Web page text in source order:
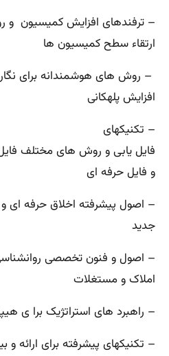
– ترفندهای افزایش کمیسیون و
ارتقاء سطح کمیسیون ها
– روش های هوشمندانه برای
افزایش پلهکانی
– تکنیکهای
و فایل حرفه ای
– اصول پیشرفته اخلاق حرفه ای و
جدید
– اصول و فنون تخصصی
املاک و مستغلات
– راهبرد های استراتژیک برا ی
– تکنیکهای پیشرفته برای ارائه و